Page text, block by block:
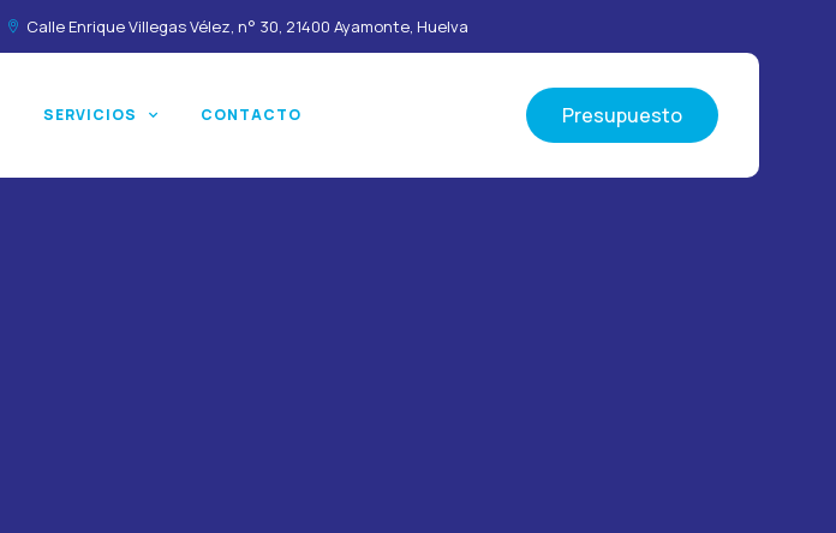
Calle Enrique Villegas Vélez, n° 30, 21400 Ayamonte, Huelva
SERVICIOS CONTACTO Presupuesto